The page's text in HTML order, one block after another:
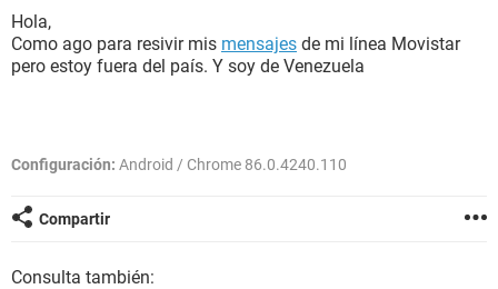
Hola,
Como ago para resivir mis mensajes de mi línea Movistar
pero estoy fuera del país. Y soy de Venezuela
Configuración: Android / Chrome 86.0.4240.110
Compartir
Consulta también: